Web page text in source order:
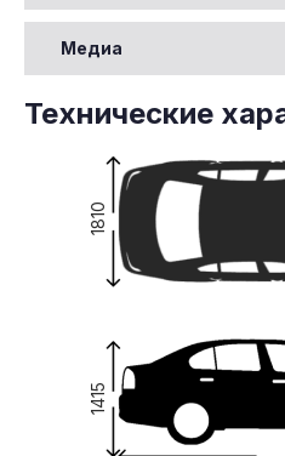
Медиа
Технические
1415
1810